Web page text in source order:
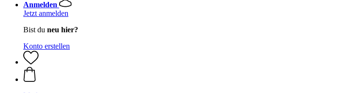
Anmelden
Jetzt anmelden
Bist du neu hier?
Konto erstellen